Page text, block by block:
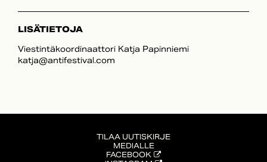
LISÄTIETOJA
Viestintäkoordinaattori Katja Papinniemi
katja@antifestival.com
TILAA UUTISKIRJE
MEDIALLE
FACEBOOK